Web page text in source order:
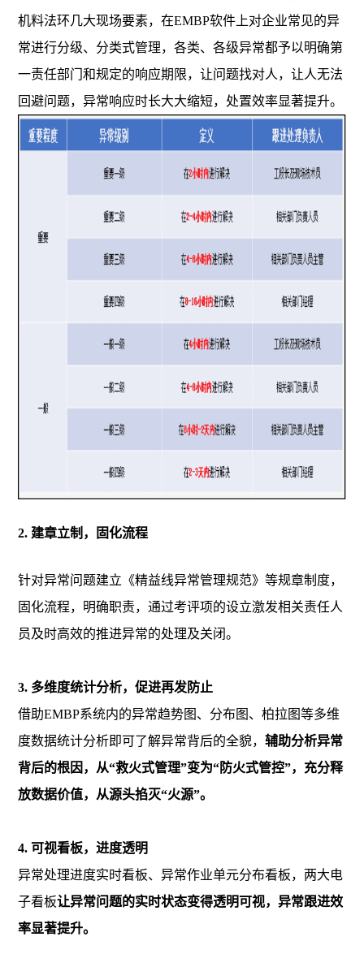
机料法环几大现场要素，在EMBP软件上对企业常见的异
常进行分级、分类式管理，各类、各级异常都予以明确第
一责任部门和规定的响应期限，让问题找对人，让人无法
回避问题，异常响应时长大大缩短，处置效率显著提升。
2. 建章立制，固化流程
针对异常问题建立《精益线异常管理规范》等规章制度，
固化流程，明确职责，通过考评项的设立激发相关责任人
员及时高效的推进异常的处理及关闭。
3. 多维度统计分析，促进再发防止
借助EMBP系统内的异常趋势图、分布图、柏拉图等多维
度数据统计分析即可了解异常背后的全貌，辅助分析异常
背后的根因，从“救火式管理”变为“防火式管控”，充分释
放数据价值，从源头掐灭“火源”。
4. 可视看板，进度透明
异常处理进度实时看板、异常作业单元分布看板，两大电
子看板让异常问题的实时状态变得透明可视，异常跟进效
率显著提升。